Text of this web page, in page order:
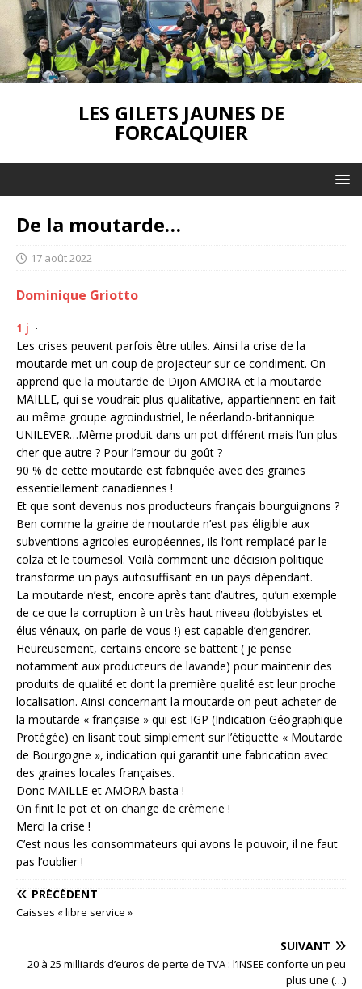
LES GILETS JAUNES DE
FORCALQUIER
De la moutarde…
17 août 2022
Dominique Griotto
1 j ·
Les crises peuvent parfois être utiles. Ainsi la crise de la
moutarde met un coup de projecteur sur ce condiment. On
apprend que la moutarde de Dijon AMORA et la moutarde
MAILLE, qui se voudrait plus qualitative, appartiennent en fait
au même groupe agroindustriel, le néerlando-britannique
UNILEVER…Même produit dans un pot différent mais l’un plus
cher que autre ? Pour l’amour du goût ?
90 % de cette moutarde est fabriquée avec des graines
essentiellement canadiennes !
Et que sont devenus nos producteurs français bourguignons ?
Ben comme la graine de moutarde n’est pas éligible aux
subventions agricoles européennes, ils l’ont remplacé par le
colza et le tournesol. Voilà comment une décision politique
transforme un pays autosuffisant en un pays dépendant.
La moutarde n’est, encore après tant d’autres, qu’un exemple
de ce que la corruption à un très haut niveau (lobbyistes et
élus vénaux, on parle de vous !) est capable d’engendrer.
Heureusement, certains encore se battent ( je pense
notamment aux producteurs de lavande) pour maintenir des
produits de qualité et dont la première qualité est leur proche
localisation. Ainsi concernant la moutarde on peut acheter de
la moutarde « française » qui est IGP (Indication Géographique
Protégée) en lisant tout simplement sur l’étiquette « Moutarde
de Bourgogne », indication qui garantit une fabrication avec
des graines locales françaises.
Donc MAILLE et AMORA basta !
On finit le pot et on change de crèmerie !
Merci la crise !
C’est nous les consommateurs qui avons le pouvoir, il ne faut
pas l’oublier !
PRÉCÉDENT
Caisses « libre service »
SUIVANT
20 à 25 milliards d’euros de perte de TVA : l’INSEE conforte un peu
plus une (…)